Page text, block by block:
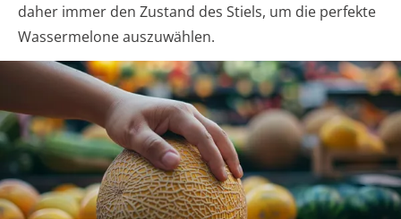
daher immer den Zustand des Stiels, um die perfekte
Wassermelone auszuwählen.